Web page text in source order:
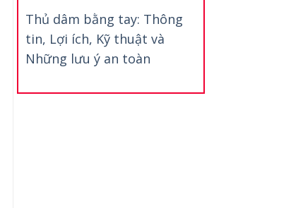
Thủ dâm bằng tay: Thông
tin, Lợi ích, Kỹ thuật và
Những lưu ý an toàn